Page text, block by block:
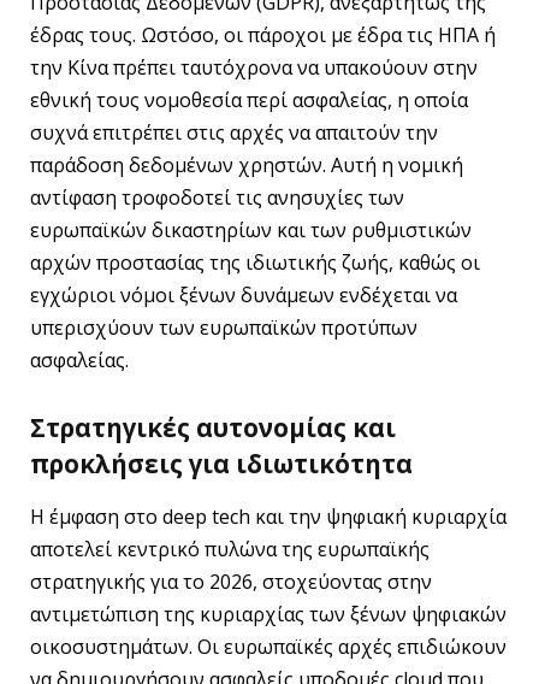
έδρας τους. Ωστόσο, οι πάροχοι με έδρα τις ΗΠΑ ή
την Κίνα πρέπει ταυτόχρονα να υπακούουν στην
εθνική τους νομοθεσία περί ασφαλείας, η οποία
συχνά επιτρέπει στις αρχές να απαιτούν την
παράδοση δεδομένων χρηστών. Αυτή η νομική
αντίφαση τροφοδοτεί τις ανησυχίες των
ευρωπαϊκών δικαστηρίων και των ρυθμιστικών
αρχών προστασίας της ιδιωτικής ζωής, καθώς οι
εγχώριοι νόμοι ξένων δυνάμεων ενδέχεται να
υπερισχύουν των ευρωπαϊκών προτύπων
ασφαλείας.
Στρατηγικές αυτονομίας και
προκλήσεις για ιδιωτικότητα
Η έμφαση στο deep tech και την ψηφιακή κυριαρχία
αποτελεί κεντρικό πυλώνα της ευρωπαϊκής
στρατηγικής για το 2026, στοχεύοντας στην
αντιμετώπιση της κυριαρχίας των ξένων ψηφιακών
οικοσυστημάτων. Οι ευρωπαϊκές αρχές επιδιώκουν